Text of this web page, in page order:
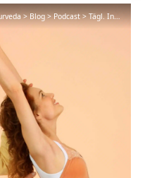
>Blog>Podcast>Tägl. Inspiration